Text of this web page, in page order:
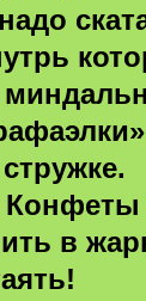
в
ять!